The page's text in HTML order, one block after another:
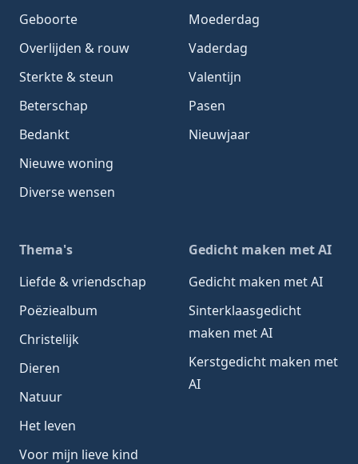
Geboorte
Overlijden & rouw
Sterkte & steun
Beterschap
Bedankt
Nieuwe woning
Diverse wensen
Moederdag
Vaderdag
Valentijn
Pasen
Nieuwjaar
Thema's
Liefde & vriendschap
Poëziealbum
Christelijk
Dieren
Natuur
Het leven
Voor mijn lieve kind
Gedicht maken met AI
Gedicht maken met AI
Sinterklaasgedicht
maken met AI
Kerstgedicht maken met
AI